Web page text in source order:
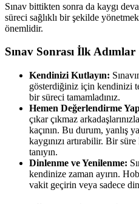
Sınav bittikten sonra da kaygı
süreci sağlıklı bir şekilde
önemlidir.
Sınav Sonrası İlk Adımlar
Kendinizi Kutlayın:
gösterdiğiniz için kendinizi
bir süreci tamamladınız.
Hemen Değerlendirme
çıkar çıkmaz
kaçının. Bu durum, yanlış
kaygınızı artırabilir. Bir
tanıyın.
Dinlenme ve Yenilenme:
kendinize zaman ayırın.
vakit geçirin veya sadece